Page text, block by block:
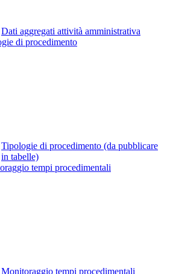
Dati aggregati attività amministrativa
di procedimento
Tipologie di procedimento (da pubblicare
in tabelle)
tempi procedimentali
Monitoraggio tempi procedimentali